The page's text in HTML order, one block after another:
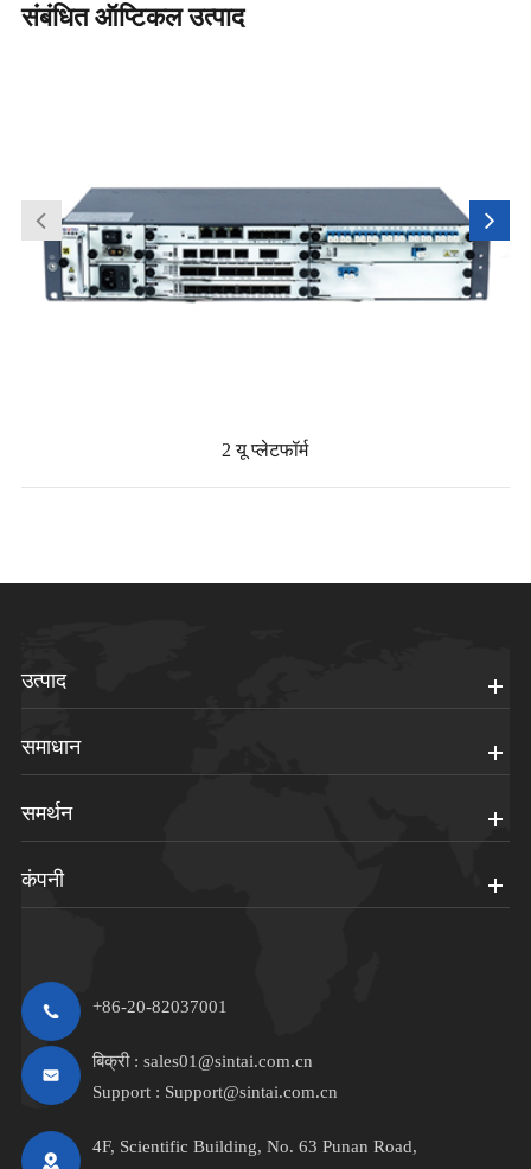
संबंधित ऑप्टिकल उत्पाद
2 यू प्लेटफॉर्म
उत्पाद
समाधान
समर्थन
कंपनी
+86-20-82037001
बिक्री : sales01@sintai.com.cn
Support : Support@sintai.com.cn
4F, Scientific Building, No. 63 Punan Road,